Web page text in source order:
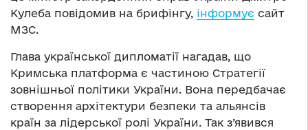
Кулеба повідомив на брифінгу, інформує сайт
МЗС.
Глава української дипломатії нагадав, що
Кримська платформа є частиною Стратегії
зовнішньої політики України. Вона передбачає
створення архітектури безпеки та альянсів
країн за лідерської ролі України. Так з’явився